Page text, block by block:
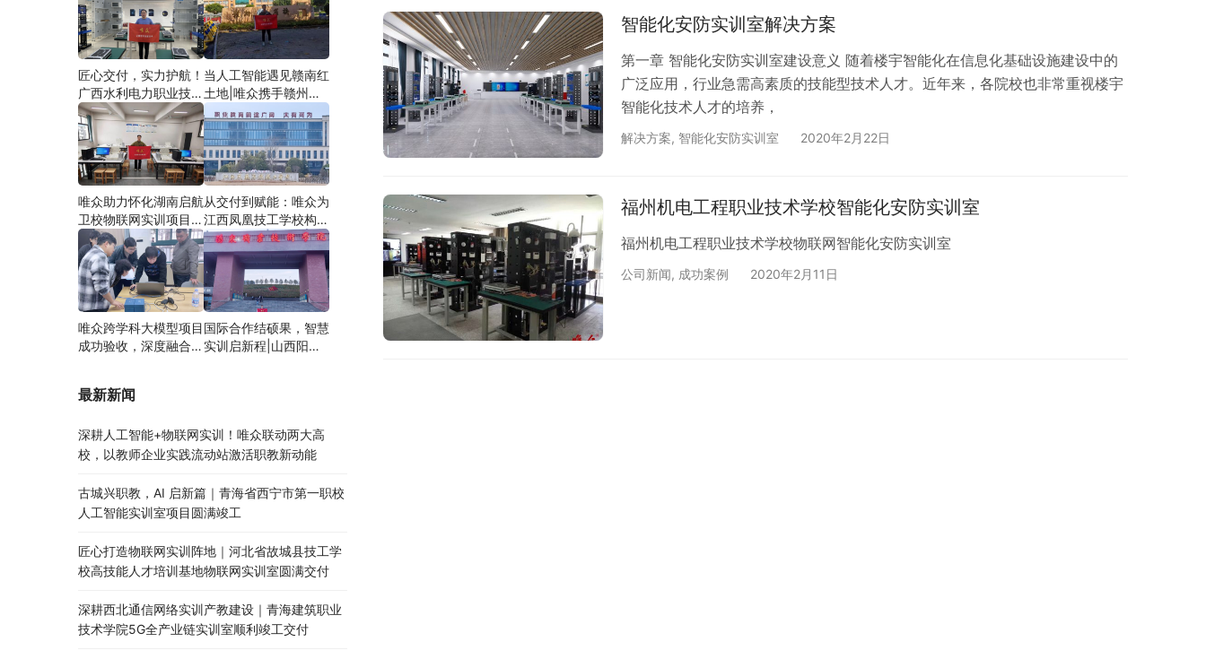
共广播实训区、停车场实训区、出入口实训区、安防监控实训区、门禁对讲…
智能化安防实训室解决方案
第一章 智能化安防实训室建设意义 随着楼宇智能化在信息化基础设施建设中的
广泛应用，行业急需高素质的技能型技术人才。近年来，各院校也非常重视楼宇
智能化技术人才的培养，
解决方案, 智能化安防实训室 2020年2月22日
福州机电工程职业技术学校智能化安防实训室
福州机电工程职业技术学校物联网智能化安防实训室
公司新闻, 成功案例 2020年2月11日
匠心交付，实力护航！
广西水利电力职业技术
学院智慧建筑综合布线
实训项目圆满落地
当人工智能遇见赣南红
土地|唯众携手赣州农
校，开辟涉农职教
“AI+农业”新路径
唯众助力怀化湖南启航
卫校物联网实训项目圆
满交付，共筑医工融合
人才培养新生态
从交付到赋能：唯众为
江西凤凰技工学校构建
“教、学、做”一体化网
络实训环境
唯众跨学科大模型项目
成功验收，深度融合边
级
国际合作结硕果，智慧
实训启新程|山西阳泉
最新新闻
深耕人工智能+物联网实训！唯众联动两大高
校，以教师企业实践流动站激活职教新动能
古城兴职教，AI 启新篇｜青海省西宁市第一职校
人工智能实训室项目圆满竣工
匠心打造物联网实训阵地｜河北省故城县技工学
校高技能人才培训基地物联网实训室圆满交付
深耕西北通信网络实训产教建设｜青海建筑职业
技术学院5G全产业链实训室顺利竣工交付